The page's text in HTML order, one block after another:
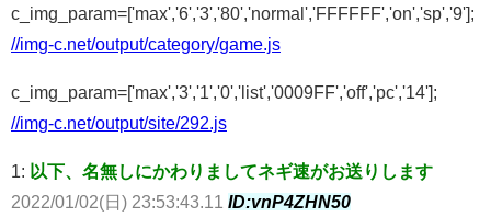
c_img_param=['max','6','3','80','normal','FFFFFF','on','sp','9'];
//img-c.net/output/category/game.js
c_img_param=['max','3','1','0','list','0009FF','off','pc','14'];
//img-c.net/output/site/292.js
1: 以下、名無しにかわりましてネギ速がお送りします
2022/01/02(日) 23:53:43.11 ID:vnP4ZHN50